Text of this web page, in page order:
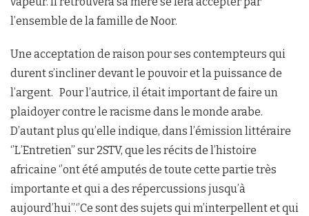
l’ensemble de la famille de Noor.
Une acceptation de raison pour ses contempteurs qui
durent s’incliner devant le pouvoir et la puissance de
l’argent. Pour l’autrice, il était important de faire un
plaidoyer contre le racisme dans le monde arabe.
D’autant plus qu’elle indique, dans l’émission littéraire
‘’L’Entretien’’ sur 2STV, que les récits de l’histoire
africaine ‘’ont été amputés de toute cette partie très
importante et qui a des répercussions jusqu’à
aujourd’hui’’.‘’Ce sont des sujets qui m’interpellent et qui